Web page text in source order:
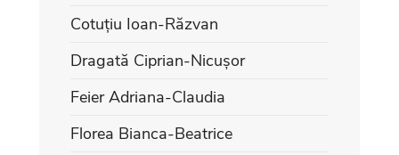
Cotuțiu Ioan-Răzvan
Dragată Ciprian-Nicușor
Feier Adriana-Claudia
Florea Bianca-Beatrice